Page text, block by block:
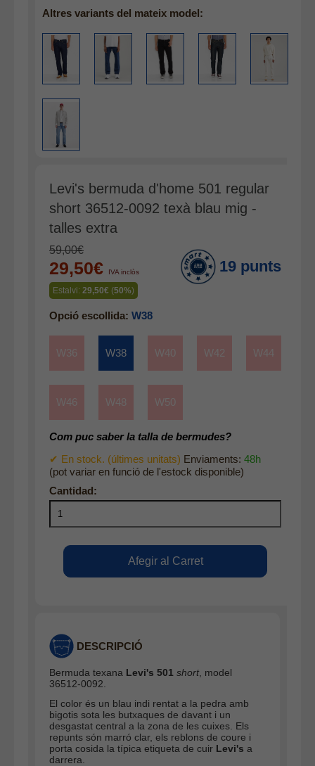
Accessoris
Cinturons
Calçat
Gavardina estiu home
Mitjons
Pana dona
Roba interior
Altres variants del mateix model:
Levi's bermuda d'home 501 regular
short 36512-0092 texà blau mig -
talles extra
59,00€
29,50€ IVA inclòs
Estalvi: 29,50€ (50%)
19 punts
Opció escollida: W38
W36 W38 W40 W42 W44
W46 W48 W50
Com puc saber la talla de bermudes?
✔ En stock. (últimes unitats) Enviaments: 48h
(pot variar en funció de l'estock disponible)
DESCRIPCIÓ
Bermuda texana Levi's 501 short , model
36512-0092.
El color és un blau indi rentat a la pedra amb
bigotis sota les butxaques de davant i un
desgastat central a la zona de les cuixes. Els
repunts són marró clar, els reblons de coure i
porta cosida la típica etiqueta de cuir Levi's a
darrera.